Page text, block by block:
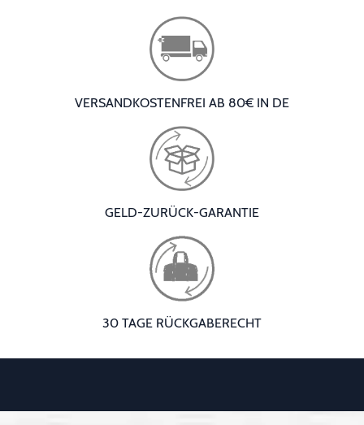
VERSANDKOSTENFREI AB 80€ IN DE
GELD-ZURÜCK-GARANTIE
30 TAGE RÜCKGABERECHT